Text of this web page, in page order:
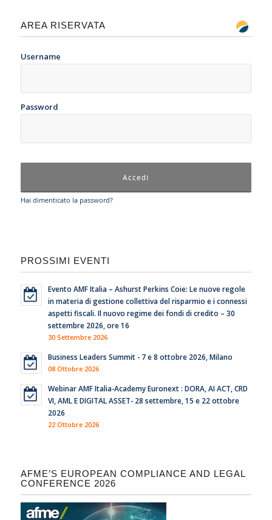
AREA RISERVATA
Username
Password
Hai dimenticato la password?
PROSSIMI EVENTI
Evento AMF Italia – Ashurst Perkins Coie: Le nuove regole
in materia di gestione collettiva del risparmio e i connessi
aspetti fiscali. Il nuovo regime dei fondi di credito – 30
settembre 2026, ore 16
30 Settembre 2026
Business Leaders Summit - 7 e 8 ottobre 2026, Milano
08 Ottobre 2026
Webinar AMF Italia-Academy Euronext : DORA, AI ACT, CRD
VI, AML E DIGITAL ASSET- 28 settembre, 15 e 22 ottobre
2026
22 Ottobre 2026
AFME’S EUROPEAN COMPLIANCE AND LEGAL
CONFERENCE 2026